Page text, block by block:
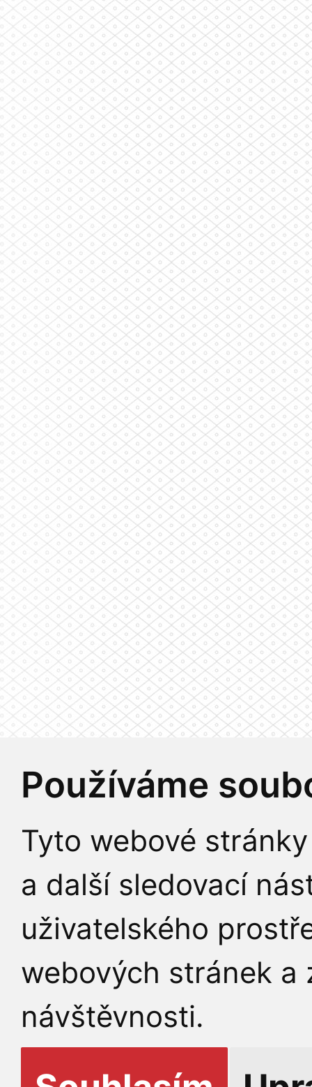
Používáme
Tyto webové
a další sledovací
uživatelského
webových stránek a
návštěvnosti.